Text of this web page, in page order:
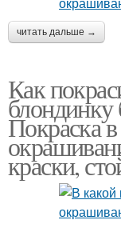
читать дальше →
Как
блондинку
Покраска
краски,